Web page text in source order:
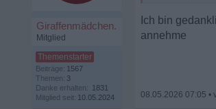
Giraffenmädchen.
Mitglied
Beiträge: 1567
Themen: 3
Danke erhalten: 1831
Mitglied seit: 10.05.2024
Ich bin
annehme
08.05.2026 07:05 •